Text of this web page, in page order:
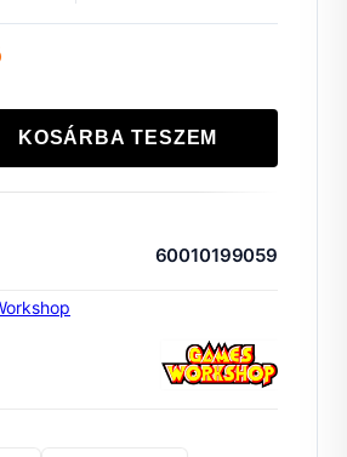
KOSÁRBA TESZEM
60010199059